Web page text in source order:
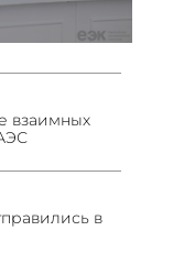
взаимных
в